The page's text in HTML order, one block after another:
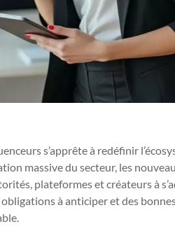
s’apprête à redéfinir
massive du secteur, les
plateformes et créateurs à
à anticiper et des